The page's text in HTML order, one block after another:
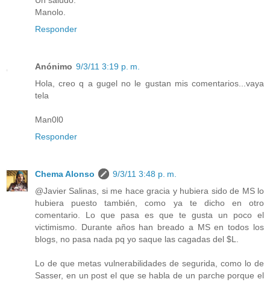
Manolo.
Responder
Anónimo 9/3/11 3:19 p. m.
Hola, creo q a gugel no le gustan mis comentarios...vaya
tela
Man0l0
Responder
Chema Alonso
9/3/11 3:48 p. m.
@Javier Salinas, si me hace gracia y hubiera sido de MS lo
hubiera puesto también, como ya te dicho en otro
comentario. Lo que pasa es que te gusta un poco el
victimismo. Durante años han breado a MS en todos los
blogs, no pasa nada pq yo saque las cagadas del $L.
Lo de que metas vulnerabilidades de segurida, como lo de
Sasser, en un post el que se habla de un parche porque el